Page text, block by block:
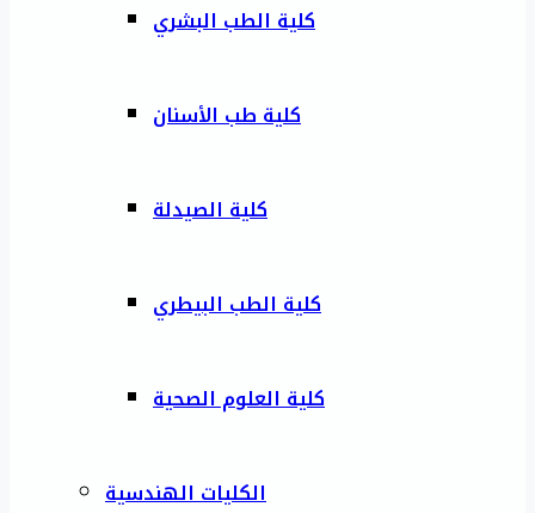
كلية الطب البشري
كلية طب الأسنان
كلية الصيدلة
كلية الطب البيطري
كلية العلوم الصحية
الكليات الهندسية